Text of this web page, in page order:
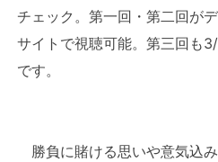
チェック。第一回・第二回が
サイトで視聴可能。第三回も
です。
勝負に賭ける思いや意気込